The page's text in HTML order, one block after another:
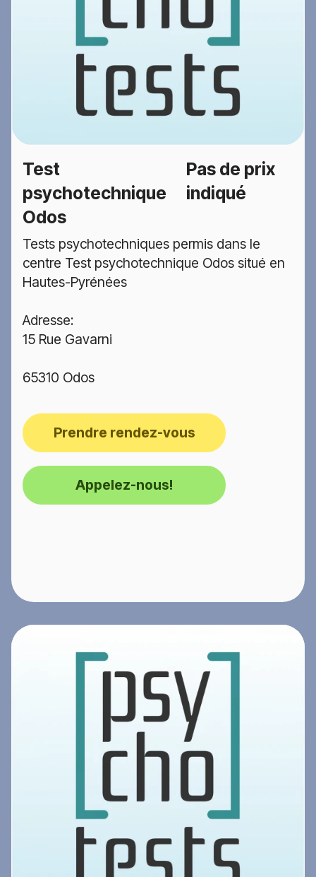
Test
psychotechnique
Odos
Pas de prix
indiqué
Tests psychotechniques permis dans le
centre Test psychotechnique Odos situé en
Hautes-Pyrénées
Adresse:
15 Rue Gavarni
65310 Odos
Prendre rendez-vous
Appelez-nous!